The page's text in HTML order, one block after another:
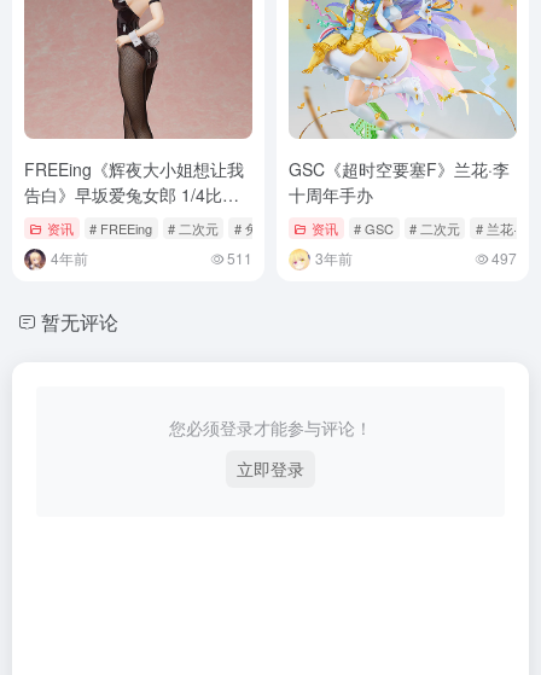
FREEing《辉夜大小姐想让我
告白》早坂爱兔女郎 1/4比例
手办资讯 # FREEing # 二次元 # 兔女郎
4年前 511
GSC《超时空要塞F》兰花·李
十周年手办
资讯 # GSC # 二次元 # 兰花·李
3年前 497
暂无评论
您必须登录才能参与评论！
立即登录